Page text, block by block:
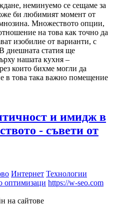
неминуемо се сещаме за
би любимият момент от
Множеството опции,
на това как точно да
изобилие от варианти, с
днешната статия ще
нашата кухня –
които бихме могли да
в това така важно помещение
и имидж в
- съвети от
Интернет Технологии
оптимизаци https://w-seo.com
на сайтове